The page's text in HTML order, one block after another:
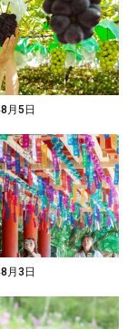
月5日
月3日